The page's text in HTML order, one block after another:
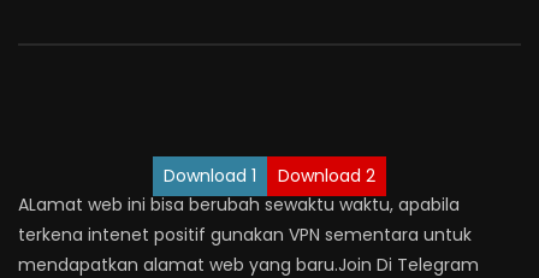
Download 1
Download 2
ALamat web ini bisa berubah sewaktu waktu, apabila
terkena intenet positif gunakan VPN sementara untuk
mendapatkan alamat web yang baru.Join Di Telegram